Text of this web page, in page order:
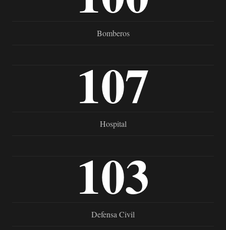
Bomberos
107
Hospital
103
Defensa Civil